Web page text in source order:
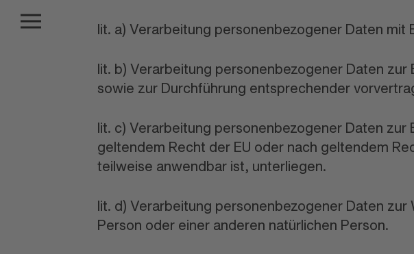
lit. a) Verarbeitung personenbezogener Daten
lit. b) Verarbeitung personenbezogener Daten
sowie zur Durchführung entsprechender
lit. c) Verarbeitung personenbezogener Daten
geltendem Recht der EU oder nach geltendem
teilweise anwendbar ist, unterliegen.
lit. d) Verarbeitung personenbezogener Daten
Person oder einer anderen natürlichen Person.